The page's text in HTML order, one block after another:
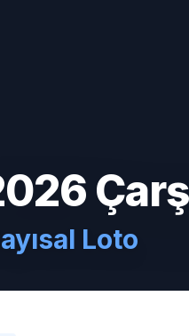
Loto